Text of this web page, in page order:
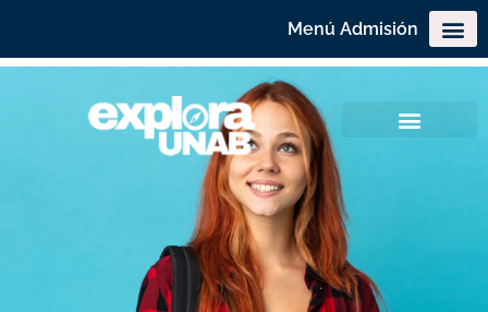
Menú Admisión